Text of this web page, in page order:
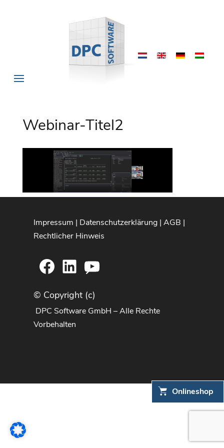
Onlineshop
Webinar-Titel2
Impressum | Datenschutzerklärung |AGB |
Rechtlicher Hinweis
Facebook
LinkedIn
YouTube
© Copyright (c)
DPC Software GmbH – Alle Rechte
Vorbehalten